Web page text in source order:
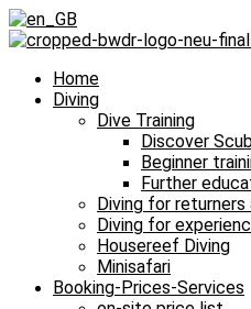
Home
Diving
Dive Training
Discover
Beginner
Further
Diving for returners
Diving for
Housereef Diving
Minisafari
Booking-Prices-Services